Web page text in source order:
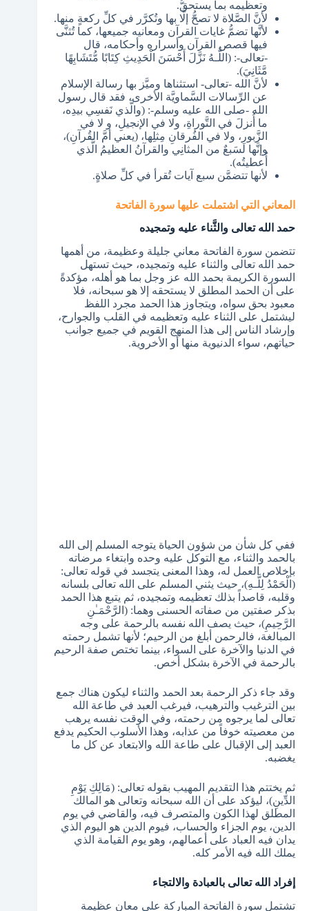
وتعظيمه بما يستحقُّ.
لأنَّ الصَّلاة لا تصحُّ إلَّا بها وتُكرَّر في كلِّ ركعةٍ منها.
لأنَّها تضمُّ غايات القرآن ومعانيه جميعها، كما تُثنَّى
فيها قصص القرآن وأسراره وأحكامه، قال
-تعالى-: (اللَّـهُ نَزَّلَ أَحْسَنَ الْحَدِيثِ كِتَابًا مُّتَشَابِهًا
مَّثَانِيَ).
لأنَّ الله -تعالى- استثناها وميَّز بها رسالة الإسلام
عن الرِّسالات السَّماويَّة الأخرى، فقد قال رسول
الله -صلى الله عليه وسلم-: (والَّذي نَفسِي بيدِه،
ما أُنزلَ في التَّوراةِ، ولا في الإنجيلِ، و لا في
الزَّبورِ، ولا في الفُرقانِ مِثلِها، (يعني أمَّ القُرآنِ)،
وإنَّها لسَبعٌ من المثانِي والقرآنُ العظيمُ الَّذي
أُعطيتُه).
لأنها تتضمَّن سبع آيات تُقرأ في كلِّ صلاةٍ.
المعاني التي اشتملت عليها سورة الفاتحة
حمد الله تعالى والثَّناء عليه وتمجيده
تتضمن سورة الفاتحة معاني جليلة وعظيمة، من أهمها
حمد الله تعالى والثناء عليه وتمجيده، حيث تستهل
السورة الكريمة بحمد الله عز وجل بما هو أهله، مؤكدةً
على أن الحمد المطلق لا يستحقه إلا هو سبحانه، فلا
معبود بحق سواه، ويتجاوز هذا الحمد مجرد اللفظ
ليشتمل على الثناء عليه وتعظيمه في القلب والجوارح،
وإرشاد الناس إلى هذا المنهج القويم في جميع جوانب
حياتهم، سواء الدنيوية منها أو الأخروية.
ففي كل شأن من شؤون الحياة يتوجه المسلم إلى الله
بالحمد والثناء، مع التوكل عليه وحده وابتغاء مرضاته
بإخلاص العمل له، وهذا المعنى يتجسد في قوله تعالى:
(الْحَمْدُ لِلَّـهِ)، حيث يثني المسلم على الله تعالى بلسانه
وقلبه، قاصداً بذلك تعظيمه وتمجيده، ثم يتبع هذا الحمد
بذكر صفتين من صفاته الحسنى وهما: (الرَّحْمَـٰنِ
الرَّحِيمِ)، حيث يصف الله نفسه بالرحمة على وجه
المبالغة، فالرحمن أبلغ من الرحيم؛ لأنها تشمل رحمته
في الدنيا والآخرة على السواء، بينما تختص صفة الرحيم
بالرحمة في الآخرة بشكل أخص.
وقد جاء ذكر الرحمة بعد الحمد والثناء ليكون هناك جمع
بين الترغيب والترهيب، فيرغب العبد في طاعة الله
تعالى لما يرجوه من رحمته، وفي الوقت نفسه يرهب
من معصيته خوفاً من عذابه، وهذا الأسلوب الحكيم يدفع
العبد إلى الإقبال على طاعة الله والابتعاد عن كل ما
يغضبه.
ثم يختتم هذا التقديم المهيب بقوله تعالى: (مَالِكِ يَوْمِ
الدِّينِ)، ليؤكد على أن الله سبحانه وتعالى هو المالك
المطلق لهذا الكون والمتصرف فيه، والقاضي في يوم
الدين، يوم الجزاء والحساب، فيوم الدين هو اليوم الذي
يدان فيه العباد على أعمالهم، وهو يوم القيامة الذي
يملك الله فيه الأمر كله.
إفراد الله تعالى بالعبادة والالتجاء
تشتمل سورة الفاتحة المباركة على معانٍ عظيمة